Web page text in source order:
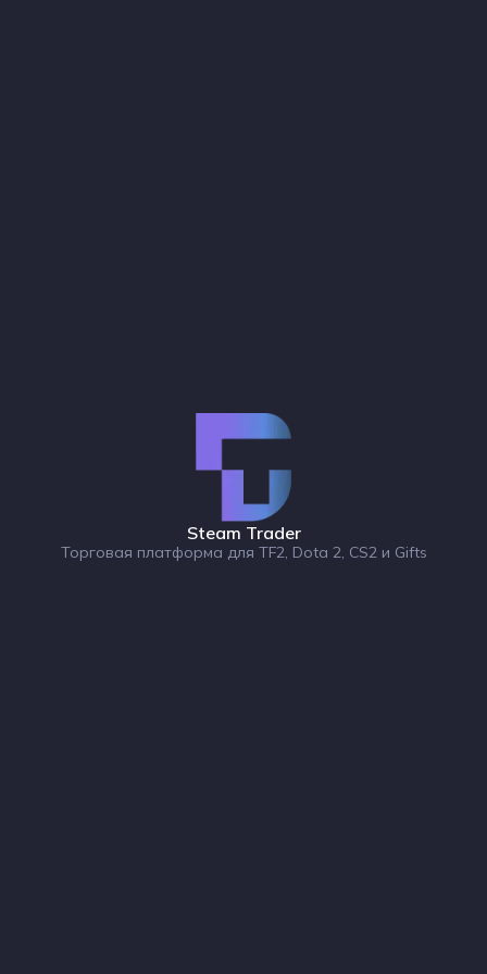
Steam Trader
Торговая платформа для TF2, Dota 2, CS2 и Gifts